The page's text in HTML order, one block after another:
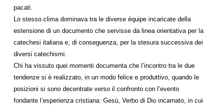
pacati.
Lo stesso clima dominava tra le diverse équipe incaricate della
estensione di un documento che servisse da linea orientativa per la
catechesi italiana e, di conseguenza, per la stesura successiva dei
diversi catechismi.
Chi ha vissuto quei momenti documenta che l’incontro tra le due
tendenze si è realizzato, in un modo felice e produttivo, quando le
posizioni si sono decentrate verso il confronto con l’evento
fondante l’esperienza cristiana: Gesù, Verbo di Dio incarnato, in cui